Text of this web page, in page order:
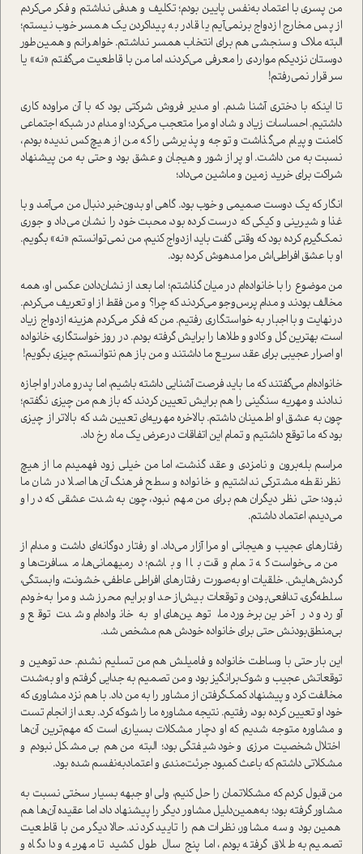
من پسری با ‌اعتماد به‌نفس پایین بودم؛ تکلیف و هدفی نداشتم و فکر می‌کردم
از پس مخارج ازدواج بر‌نمی‌آیم یا قادر به پیدا‌کردن یک همسر خوب نیستم؛
البته ملاک و سنجشی هم برای انتخاب همسر نداشتم. خواهرانم و همین‌طور
دوستان نزدیکم مواردی را معرفی می‌کردند، اما من با قاطعیت می‌گفتم «نه» یا
سر قرار نمی‌رفتم!
تا اینکه با دختری آشنا شدم. او مدیر فروش شرکتی بود که با آن مراوده کاری
داشتیم. احساسات زیاد و شاد او مرا متعجب می‌کرد؛ او مدام در شبکه اجتماعی
کامنت و پیام می‌گذاشت و توجه و پذیرشی را که من از هیچ‌کس ندیده بودم،
نسبت به من داشت. او پر از شور و هیجان و عشق بود و حتی به من پیشنهاد
شراکت برای خرید زمین و ماشین می‌داد؛
انگار که یک دوست صمیمی و خوب بود. گاهی او بدون‌خبر دنبال من می‌آمد و با
غذا و شیرینی و کیکی که درست کرده‌ بود، محبت خود را نشان می‌داد و جوری
نمک‌گیرم کرده بود که وقتی گفت باید ازدواج کنیم، من نمی‌توانستم «نه» بگویم.
او با عشق افراطی‌اش مرا مدهوش کرده بود.
من موضوع را با خانواده‌ام در میان گذاشتم؛ اما بعد از نشان‌دادن عکس او، همه
مخالف بودند و مدام پرس‌و‌جو می‌کردند که چرا؟ و من فقط از او تعریف می‌کردم.
درنهایت و با اجبار به خواستگاری رفتیم. من که فکر می‌کردم هزینه ازدواج زیاد
است، بهترین گل و کادو و طلاها را برایش گرفته بودم. در روز خواستگاری، خانواده‌
او اصرار عجیبی برای عقد سریع ما داشتند و من باز هم نتوانستم چیزی بگویم!
خانواده‌ام می‌گفتند که ما باید فرصت آشنایی داشته باشیم، اما پدرو مادر او اجازه
ندادند و مهریه سنگینی را هم برایش تعیین کردند که باز هم من چیزی نگفتم؛
چون به عشق او اطمینان داشتم. بالاخره مهریه‌ای تعیین شد که بالاتر از چیزی
بود که ما توقع داشتیم و تمام این اتفاقات درعرض یک ماه رخ داد.
مراسم بله‌برون و نامزدی و عقد گذشت، اما من خیلی زود فهمیدم ما از هیچ
نظر نقطه مشترکی نداشتیم و خانواده و سطح فرهنگ آن‌ها اصلا در شان ما
نبود؛ حتی نظر دیگران هم برای من مهم نبود، چون به شدت عشقی که در او
می‌دیدم، اعتماد داشتم.
رفتارهای عجیب و هیجانی او مرا آزار می‌داد. او رفتار دوگانه‌ای داشت و مدام از
من می‌خواست که تمام وقت با او باشم؛ درمیهمانی‌ها، مسافرت‌ها و
گردش‌هایش. خلقیات او به‌صورت رفتارهای افراطی عاطفی، خشونت، وابستگی،
سلطه‌گری، تدافعی‌بودن و توقعات بیش‌از حد او برایم محرز شد و مرا به‌خودم
آورد و در آخرین برخورد ما، توهین‌های او به خانواده‌ام و شدت توقع و
بی‌منطق‌بودنش حتی برای خانواده خودش هم مشخص شد.
این بار حتی با وساطت خانواده و فامیلش هم من تسلیم نشدم. حد توهین و
توقعاتش عجیب و شوک‌برانگیز بود و من تصمیم به جدایی گرفتم و او به‌شدت
مخالفت کرد و پیشنهاد کمک‌گرفتن از مشاور را به من داد. با هم نزد مشاوری که
خود او تعیین کرده بود، رفتیم. نتیجه مشاوره ما را شوکه کرد. بعد از انجام تست
و مشاوره متوجه شدیم که او دچار مشکلات بسیاری است که مهم‌ترین آن‌ها
اختلال شخصیت مرزی و خودشیفتگی بود؛ البته من هم بی‌مشکل نبودم و
مشکلاتی داشتم که باعث کمبود جرئت‌مندی و اعتماد‌به‌نفسم شده بود.
من قبول کردم که مشکلاتمان را حل کنیم، ولی او جبهه بسیار سختی نسبت به
مشاور گرفته بود؛ به‌همین‌دلیل مشاور دیگر را پیشنهاد داد، اما عقیده آن‌ها هم
همین بود و سه مشاور، نظرات هم را تایید کردند. حالا دیگر من با قاطعیت
تصمیم به طلاق گرفته بودم، اما پنج سال طول کشید تا مهریه و دادگاه و